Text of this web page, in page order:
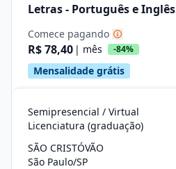
Letras - Português e Inglês
Comece pagando
R$ 78,40 | mês -84%
Mensalidade grátis
Semipresencial / Virtual
Licenciatura (graduação)
SÃO CRISTÓVÃO
São Paulo/SP